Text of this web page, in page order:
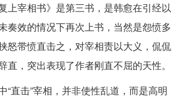
上宰相书》是第三书，是韩愈在引经以
奏效的情况下再次上书，当然是怨愤多
怒带愤直击之，对宰相责以大义，侃侃
直，突出表现了作者刚直不屈的天性。
“直击”宰相，并非使性乱道，而是高明